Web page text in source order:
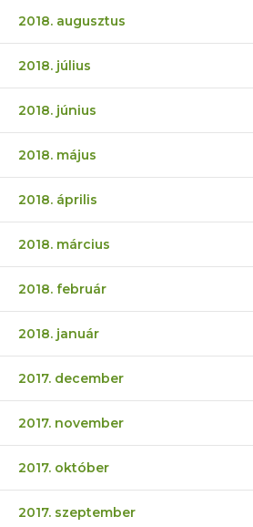
2018. augusztus
2018. július
2018. június
2018. május
2018. április
2018. március
2018. február
2018. január
2017. december
2017. november
2017. október
2017. szeptember